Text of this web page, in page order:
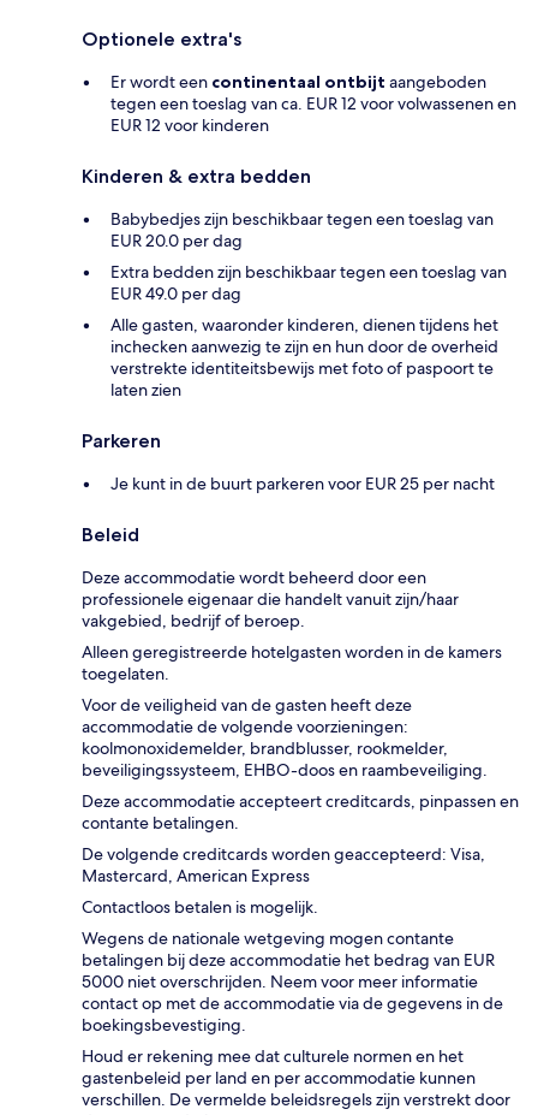
Optionele extra's
Er wordt een continentaal ontbijt aangeboden
tegen een toeslag van ca. EUR 12 voor volwassenen en
EUR 12 voor kinderen
Kinderen & extra bedden
Babybedjes zijn beschikbaar tegen een toeslag van
EUR 20.0 per dag
Extra bedden zijn beschikbaar tegen een toeslag van
EUR 49.0 per dag
Alle gasten, waaronder kinderen, dienen tijdens het
inchecken aanwezig te zijn en hun door de overheid
verstrekte identiteitsbewijs met foto of paspoort te
laten zien
Parkeren
Je kunt in de buurt parkeren voor EUR 25 per nacht
Beleid
Deze accommodatie wordt beheerd door een
professionele eigenaar die handelt vanuit zijn/haar
vakgebied, bedrijf of beroep.
Alleen geregistreerde hotelgasten worden in de kamers
toegelaten.
Voor de veiligheid van de gasten heeft deze
accommodatie de volgende voorzieningen:
koolmonoxidemelder, brandblusser, rookmelder,
beveiligingssysteem, EHBO-doos en raambeveiliging.
Deze accommodatie accepteert creditcards, pinpassen en
contante betalingen.
De volgende creditcards worden geaccepteerd: Visa,
Mastercard, American Express
Contactloos betalen is mogelijk.
Wegens de nationale wetgeving mogen contante
betalingen bij deze accommodatie het bedrag van EUR
5000 niet overschrijden. Neem voor meer informatie
contact op met de accommodatie via de gegevens in de
boekingsbevestiging.
Houd er rekening mee dat culturele normen en het
gastenbeleid per land en per accommodatie kunnen
verschillen. De vermelde beleidsregels zijn verstrekt door